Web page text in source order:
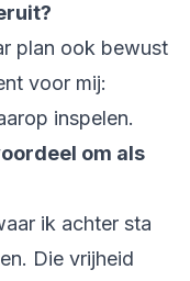
plan ook bewust
voor mij:
inspelen.
om als
ik achter sta
Die vrijheid